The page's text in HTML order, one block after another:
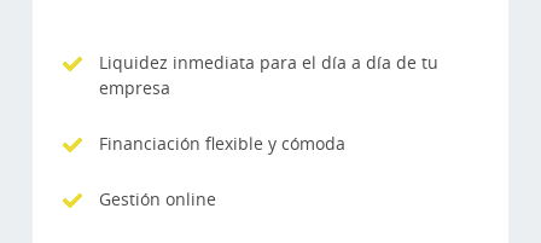
Liquidez inmediata para el día a día de tu
empresa
Financiación flexible y cómoda
Gestión online